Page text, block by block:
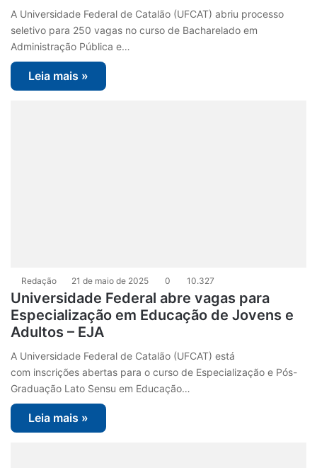
A Universidade Federal de Catalão (UFCAT) abriu processo
seletivo para 250 vagas no curso de Bacharelado em
Administração Pública e…
Leia mais »
Redação 21 de maio de 2025 0 10.327
Universidade Federal abre vagas para
Especialização em Educação de Jovens e
Adultos – EJA
A Universidade Federal de Catalão (UFCAT) está
com inscrições abertas para o curso de Especialização e Pós-
Graduação Lato Sensu em Educação…
Leia mais »